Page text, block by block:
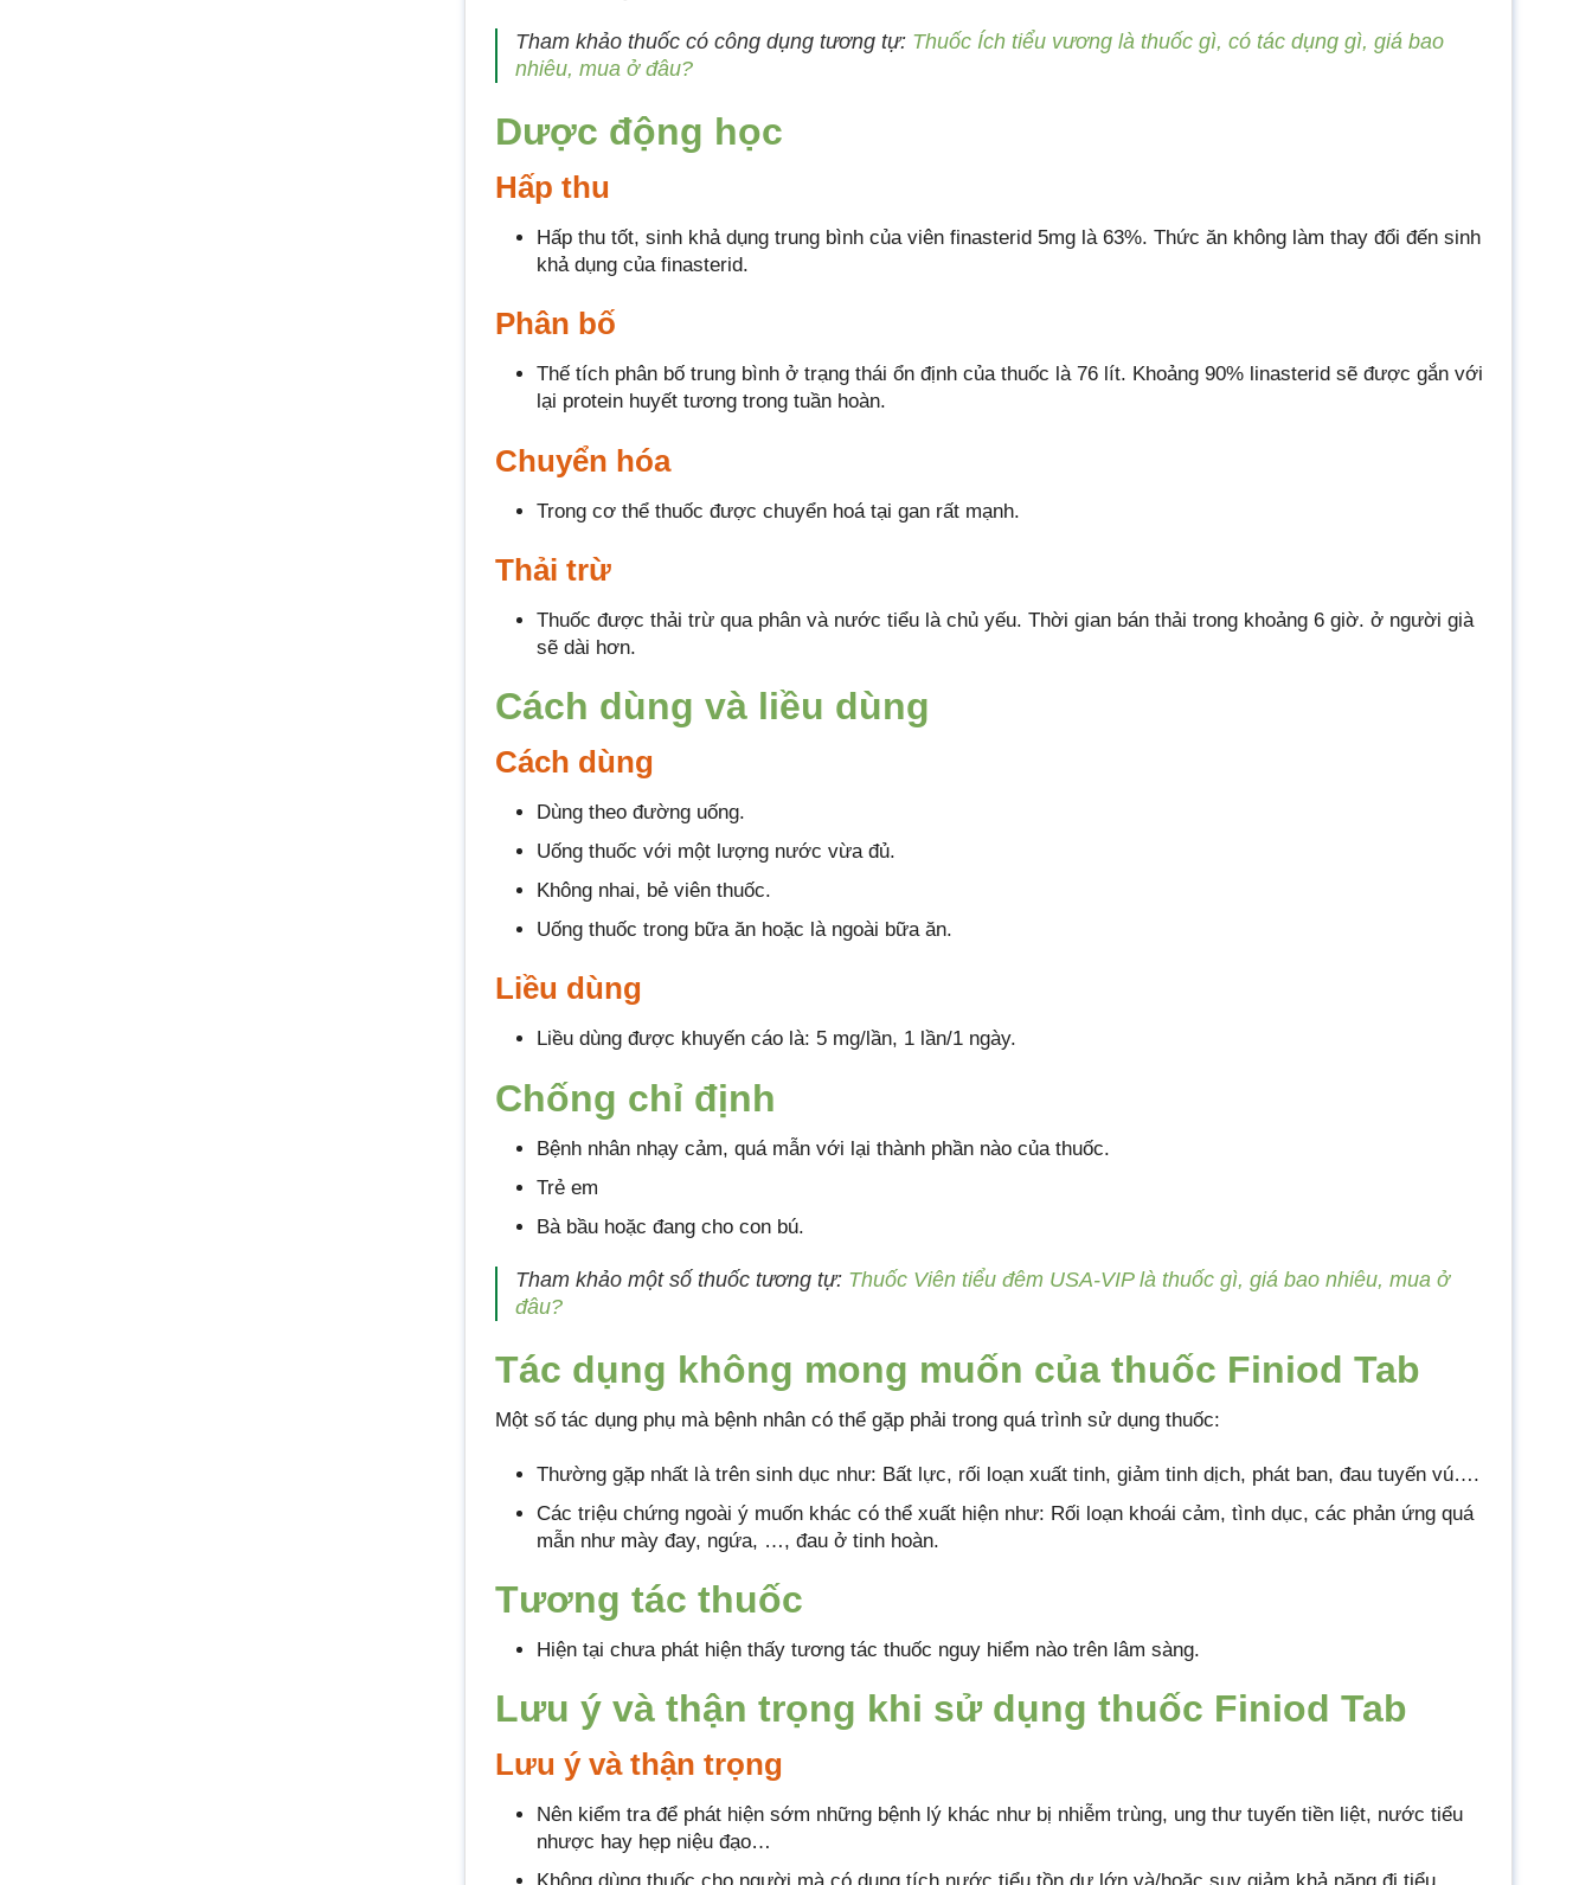
Tham khảo thuốc có công dụng tương tự: Thuốc Ích tiểu vương là thuốc gì, có tác dụng gì, giá bao
nhiêu, mua ở đâu?
Dược động học
Hấp thu
Hấp thu tốt, sinh khả dụng trung bình của viên finasterid 5mg là 63%. Thức ăn không làm thay đổi đến sinh
khả dụng của finasterid.
Phân bố
Thế tích phân bố trung bình ở trạng thái ổn định của thuốc là 76 lít. Khoảng 90% linasterid sẽ được gắn với
lại protein huyết tương trong tuần hoàn.
Chuyển hóa
Trong cơ thể thuốc được chuyển hoá tại gan rất mạnh.
Thải trừ
Thuốc được thải trừ qua phân và nước tiểu là chủ yếu. Thời gian bán thải trong khoảng 6 giờ. ở người già
sẽ dài hơn.
Cách dùng và liều dùng
Cách dùng
Dùng theo đường uống.
Uống thuốc với một lượng nước vừa đủ.
Không nhai, bẻ viên thuốc.
Uống thuốc trong bữa ăn hoặc là ngoài bữa ăn.
Liều dùng
Liều dùng được khuyến cáo là: 5 mg/lần, 1 lần/1 ngày.
Chống chỉ định
Bệnh nhân nhạy cảm, quá mẫn với lại thành phần nào của thuốc.
Trẻ em
Bà bầu hoặc đang cho con bú.
Tham khảo một số thuốc tương tự: Thuốc Viên tiểu đêm USA-VIP là thuốc gì, giá bao nhiêu, mua ở
đâu?
Tác dụng không mong muốn của thuốc Finiod Tab
Một số tác dụng phụ mà bệnh nhân có thể gặp phải trong quá trình sử dụng thuốc:
Thường gặp nhất là trên sinh dục như: Bất lực, rối loạn xuất tinh, giảm tinh dịch, phát ban, đau tuyến vú….
Các triệu chứng ngoài ý muốn khác có thể xuất hiện như: Rối loạn khoái cảm, tình dục, các phản ứng quá
mẫn như mày đay, ngứa, …, đau ở tinh hoàn.
Tương tác thuốc
Hiện tại chưa phát hiện thấy tương tác thuốc nguy hiểm nào trên lâm sàng.
Lưu ý và thận trọng khi sử dụng thuốc Finiod Tab
Lưu ý và thận trọng
Nên kiểm tra để phát hiện sớm những bệnh lý khác như bị nhiễm trùng, ung thư tuyến tiền liệt, nước tiểu
nhược hay hẹp niệu đạo…